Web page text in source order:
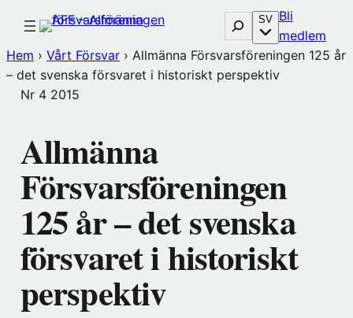
innehåll
Sök SV Bli
medlem
i
Hem › Vårt Försvar › Allmänna Försvarsföreningen 125 år
– det svenska försvaret i historiskt perspektiv
Nr 4 2015
Allmänna
Försvarsföreningen
125 år – det svenska
försvaret i historiskt
perspektiv